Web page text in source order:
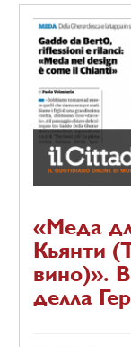
«Меда
Кьянти
вино)».
делла